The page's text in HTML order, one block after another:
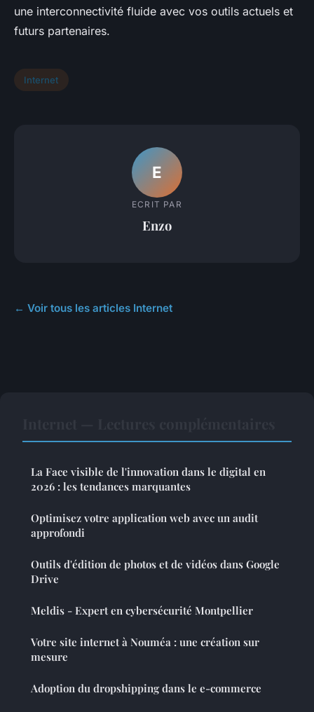
une interconnectivité fluide avec vos outils actuels et
futurs partenaires.
Internet
E
ECRIT PAR
Enzo
← Voir tous les articles Internet
La Face visible de l'innovation dans le digital en
2026 : les tendances marquantes
Optimisez votre application web avec un audit
approfondi
Outils d'édition de photos et de vidéos dans Google
Drive
Meldis - Expert en cybersécurité Montpellier
Votre site internet à Nouméa : une création sur
mesure
Adoption du dropshipping dans le e-commerce